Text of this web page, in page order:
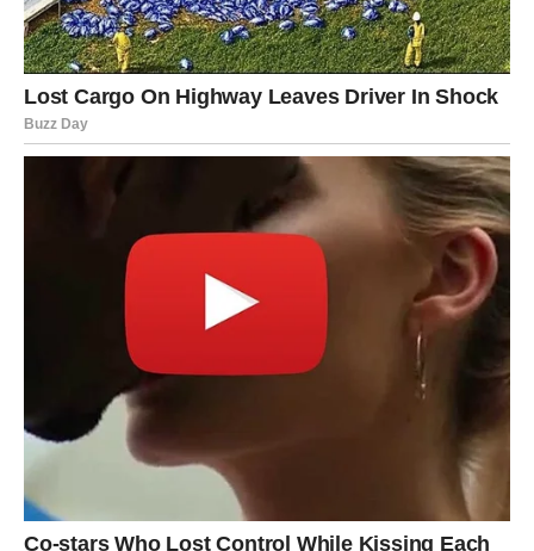
završetak dugova,
neki vid blagolova kroz posao.
Ovo je vreme kada Rak shvata da napokon dolazi ono što
je servisirao godinama – rezultat, uspeh, potvrda.
Poruka Univerzuma Raku
Zaslužio si sve što dolazi.
Ovo nije slučajnost – ovo je nagrada za sve tvoje ćutljive